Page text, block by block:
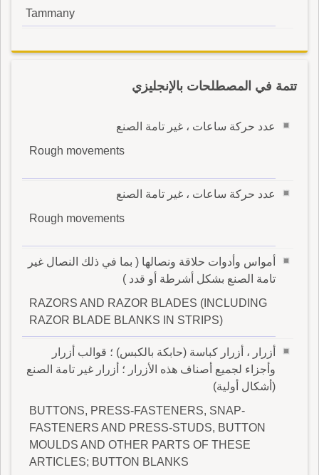
Tammany
تتمة في المصطلحات بالإنجليزي
عدد حركة ساعات ، غير تامة الصنع
Rough movements
عدد حركة ساعات ، غير تامة الصنع
Rough movements
أمواس وأدوات حلاقة ونصالها ( بما في ذلك النصال غير
تامة الصنع بشكل أشرطة أو قدد )
RAZORS AND RAZOR BLADES (INCLUDING
RAZOR BLADE BLANKS IN STRIPS)
أزرار ، أزرار كباسة (حابكة بالكبس) ؛ قوالب أزرار
وأجزاء لجميع أصناف هذه الأزرار ؛ أزرار غير تامة الصنع
(أشكال أولية)
BUTTONS, PRESS-FASTENERS, SNAP-
FASTENERS AND PRESS-STUDS, BUTTON
MOULDS AND OTHER PARTS OF THESE
ARTICLES; BUTTON BLANKS